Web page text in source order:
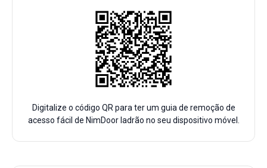
Digitalize o código QR para ter um guia de remoção de
acesso fácil de NimDoor ladrão no seu dispositivo móvel.